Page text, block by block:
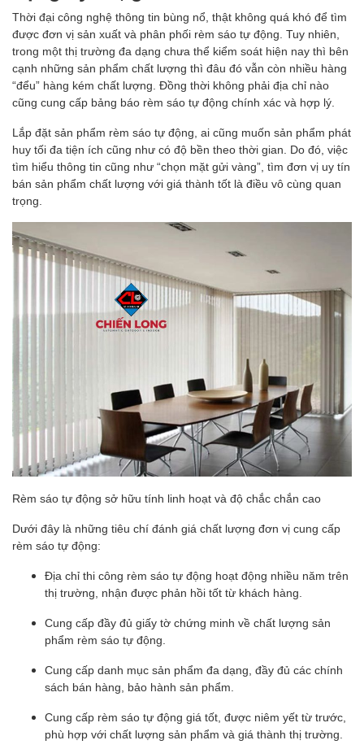
Thời đại công nghệ thông tin bùng nổ, thật không quá khó để tìm
được đơn vị sản xuất và phân phối rèm sáo tự động. Tuy nhiên,
trong một thị trường đa dạng chưa thể kiểm soát hiện nay thì bên
cạnh những sản phẩm chất lượng thì đâu đó vẫn còn nhiều hàng
“đểu” hàng kém chất lượng. Đồng thời không phải địa chỉ nào
cũng cung cấp bảng báo rèm sáo tự động chính xác và hợp lý.
Lắp đặt sản phẩm rèm sáo tự động, ai cũng muốn sản phẩm phát
huy tối đa tiện ích cũng như có độ bền theo thời gian. Do đó, việc
tìm hiểu thông tin cũng như “chọn mặt gửi vàng”, tìm đơn vị uy tín
bán sản phẩm chất lượng với giá thành tốt là điều vô cùng quan
trọng.
Rèm sáo tự động sở hữu tính linh hoạt và độ chắc chắn cao
Dưới đây là những tiêu chí đánh giá chất lượng đơn vị cung cấp
rèm sáo tự động:
Địa chỉ thi công rèm sáo tự động hoạt động nhiều năm trên
thị trường, nhận được phản hồi tốt từ khách hàng.
Cung cấp đầy đủ giấy tờ chứng minh về chất lượng sản
phẩm rèm sáo tự động.
Cung cấp danh mục sản phẩm đa dạng, đầy đủ các chính
sách bán hàng, bảo hành sản phẩm.
Cung cấp rèm sáo tự động giá tốt, được niêm yết từ trước,
phù hợp với chất lượng sản phẩm và giá thành thị trường.